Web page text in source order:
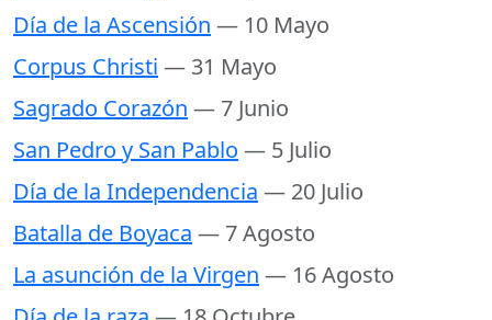
Día de la Ascensión — 10 Mayo
Corpus Christi — 31 Mayo
Sagrado Corazón — 7 Junio
San Pedro y San Pablo — 5 Julio
Día de la Independencia — 20 Julio
Batalla de Boyaca — 7 Agosto
La asunción de la Virgen — 16 Agosto